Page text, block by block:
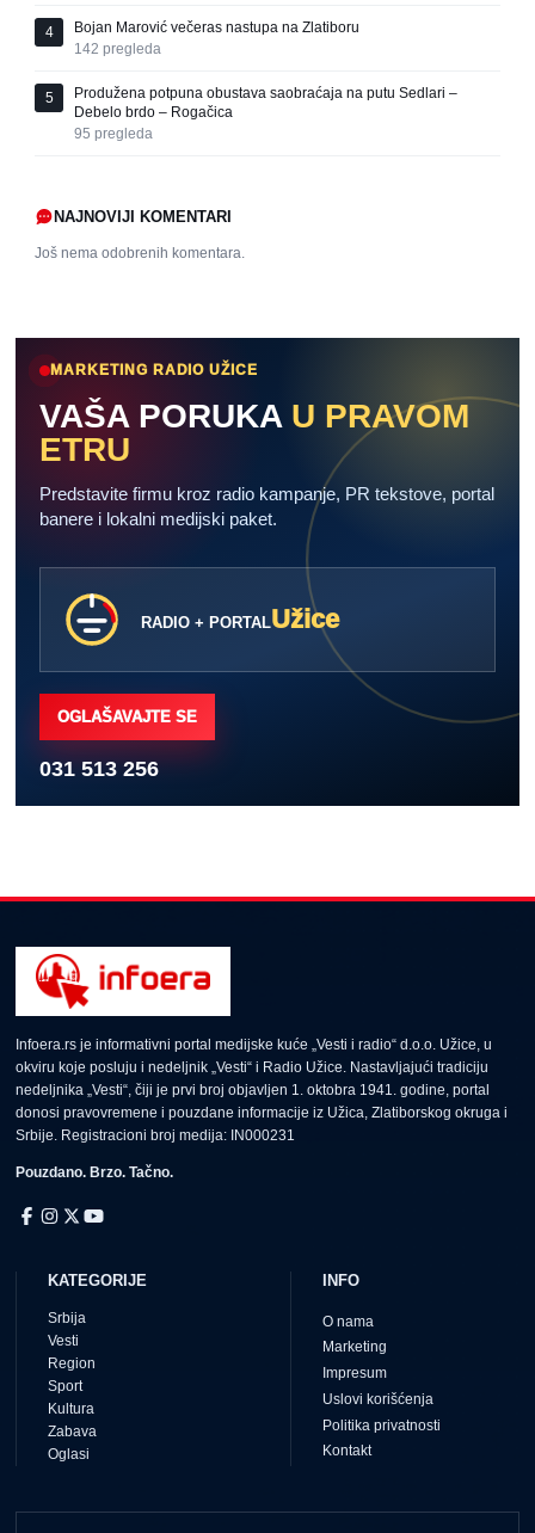
4
Bojan Marović večeras nastupa na Zlatiboru
142 pregleda
5
Produžena potpuna obustava saobraćaja na putu Sedlari –
Debelo brdo – Rogačica
95 pregleda
NAJNOVIJI KOMENTARI
Još nema odobrenih komentara.
MARKETING RADIO UŽICE
VAŠA PORUKA U PRAVOM
ETRU
Predstavite firmu kroz radio kampanje, PR tekstove, portal
banere i lokalni medijski paket.
RADIO + PORTALUžice
OGLAŠAVAJTE SE
031 513 256
Infoera.rs je informativni portal medijske kuće „Vesti i radio“ d.o.o. Užice, u
okviru koje posluju i nedeljnik „Vesti“ i Radio Užice. Nastavljajući tradiciju
nedeljnika „Vesti“, čiji je prvi broj objavljen 1. oktobra 1941. godine, portal
donosi pravovremene i pouzdane informacije iz Užica, Zlatiborskog okruga i
Srbije. Registracioni broj medija: IN000231
Pouzdano. Brzo. Tačno.
KATEGORIJE
Srbija
Vesti
Region
Sport
Kultura
Zabava
Oglasi
INFO
O nama
Marketing
Impresum
Uslovi korišćenja
Politika privatnosti
Kontakt